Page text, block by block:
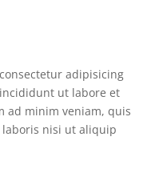
adipisicing
ut labore et
ad minim veniam, quis
nisi ut aliquip